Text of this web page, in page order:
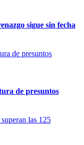
sigue sin fecha
de presuntos